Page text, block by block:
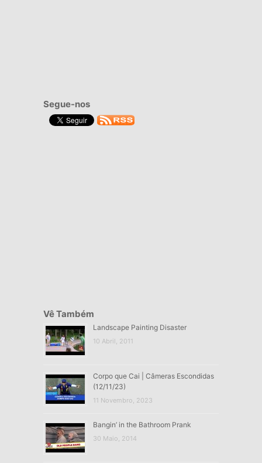
Segue-nos
Vê Também
Landscape Painting Disaster
10 Abril, 2011
Corpo que Cai | Câmeras Escondidas
(12/11/23)
11 Novembro, 2023
Bangin’ in the Bathroom Prank
30 Maio, 2014